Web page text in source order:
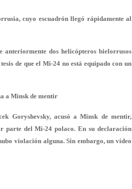
cuyo escuadrón llegó rápidamente al
anteriormente dos helicópteros bielorrusos
de que el Mi-24 no está equipado con un
a Minsk de mentir
Goryshevsky, acusó a Minsk de mentir,
parte del Mi-24 polaco. En su declaración
violación alguna. Sin embargo, un vídeo